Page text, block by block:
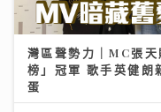
灣區聲勢力｜MC張
榜」冠軍 歌手英健朗
蛋